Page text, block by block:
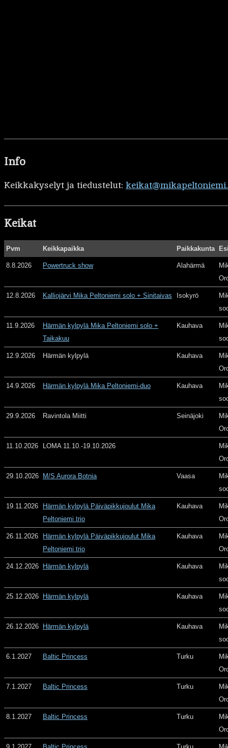
Info
Keikkakyselyt ja tiedustelut:
Keikat
Pvm Keikkapaikka Paikkakunta
8.8.2026 Powertruck show Alahärmä
12.8.2026 Kalliojärvi Mika Peltoniemi solo + Sinitaivas Isokyrö
11.9.2026
Härmän kylpylä Mika Peltoniemi solo +
Taikakuu
Kauhava
12.9.2026 Härmän kylpylä Kauhava
14.9.2026 Härmän kylpylä Mika Peltoniemi-duo Kauhava
29.9.2026 Ravintola Miitti Seinäjoki
11.10.2026 LOMA 11.10.-19.10.2026
29.10.2026 M/S Aurora Botnia Vaasa
19.11.2026
Härmän kylpylä Päiväpikkujoulut Mika
Peltoniemi trio
Kauhava
26.11.2026
Härmän kylpylä Päiväpikkujoulut Mika
Peltoniemi trio
Kauhava
24.12.2026 Härmän kylpylä Kauhava
25.12.2026 Härmän kylpylä Kauhava
26.12.2026 Härmän kylpylä Kauhava
6.1.2027 Baltic Princess Turku
7.1.2027 Baltic Princess Turku
8.1.2027 Baltic Princess Turku